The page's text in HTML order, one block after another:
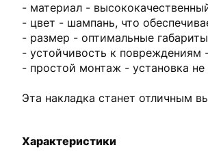
- материал -
- цвет - шампань, что
- размер - оптимальные
- устойчивость к повреждениям
- простой монтаж - установка не
Эта накладка станет отличным
Характеристики